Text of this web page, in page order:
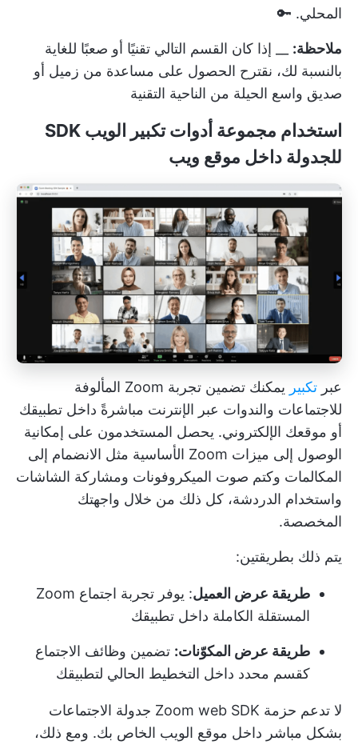
المحلي. 🔑
ملاحظة: __ إذا كان القسم التالي تقنيًا أو صعبًا للغاية
بالنسبة لك، نقترح الحصول على مساعدة من زميل أو
صديق واسع الحيلة من الناحية التقنية
استخدام مجموعة أدوات تكبير الويب SDK
للجدولة داخل موقع ويب
عبر تكبير
يمكنك تضمين تجربة Zoom المألوفة
للاجتماعات والندوات عبر الإنترنت مباشرةً داخل تطبيقك
أو موقعك الإلكتروني. يحصل المستخدمون على إمكانية
الوصول إلى ميزات Zoom الأساسية مثل الانضمام إلى
المكالمات وكتم صوت الميكروفونات ومشاركة الشاشات
واستخدام الدردشة، كل ذلك من خلال واجهتك
المخصصة.
يتم ذلك بطريقتين:
طريقة عرض العميل
: يوفر تجربة اجتماع Zoom
المستقلة الكاملة داخل تطبيقك
طريقة عرض المكوّنات: تضمين وظائف الاجتماع
كقسم محدد داخل التخطيط الحالي لتطبيقك
لا تدعم حزمة Zoom web SDK جدولة الاجتماعات
بشكل مباشر داخل موقع الويب الخاص بك. ومع ذلك،